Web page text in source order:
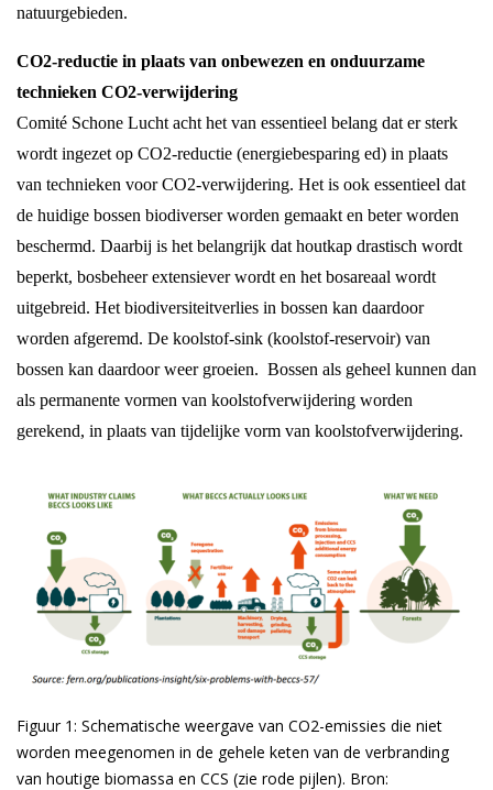
natuurgebieden.
CO2-reductie in plaats van onbewezen en onduurzame
technieken CO2-verwijdering
Comité Schone Lucht acht het van essentieel belang dat er sterk
wordt ingezet op CO2-reductie (energiebesparing ed) in plaats
van technieken voor CO2-verwijdering. Het is ook essentieel dat
de huidige bossen biodiverser worden gemaakt en beter worden
beschermd. Daarbij is het belangrijk dat houtkap drastisch wordt
beperkt, bosbeheer extensiever wordt en het bosareaal wordt
uitgebreid. Het biodiversiteitverlies in bossen kan daardoor
worden afgeremd. De koolstof-sink (koolstof-reservoir) van
bossen kan daardoor weer groeien. Bossen als geheel kunnen dan
als permanente vormen van koolstofverwijdering worden
gerekend, in plaats van tijdelijke vorm van koolstofverwijdering.
Figuur 1: Schematische weergave van CO2-emissies die niet
worden meegenomen in de gehele keten van de verbranding
van houtige biomassa en CCS (zie rode pijlen). Bron: